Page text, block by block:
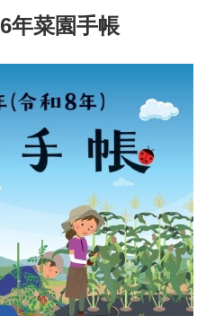
年菜園手帳